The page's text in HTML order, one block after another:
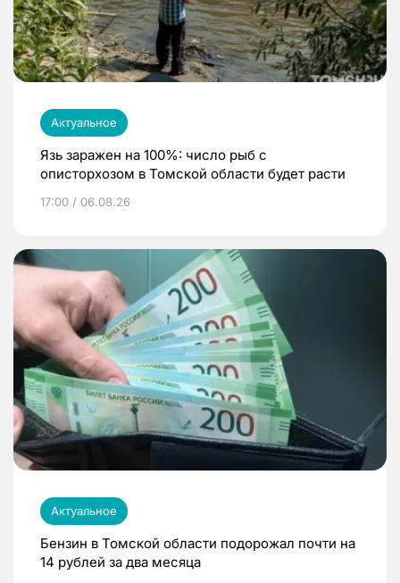
Актуальное
Язь заражен на 100%: число рыб с
описторхозом в Томской области будет расти
17:00 / 06.08.26
Актуальное
Бензин в Томской области подорожал почти на
14 рублей за два месяца